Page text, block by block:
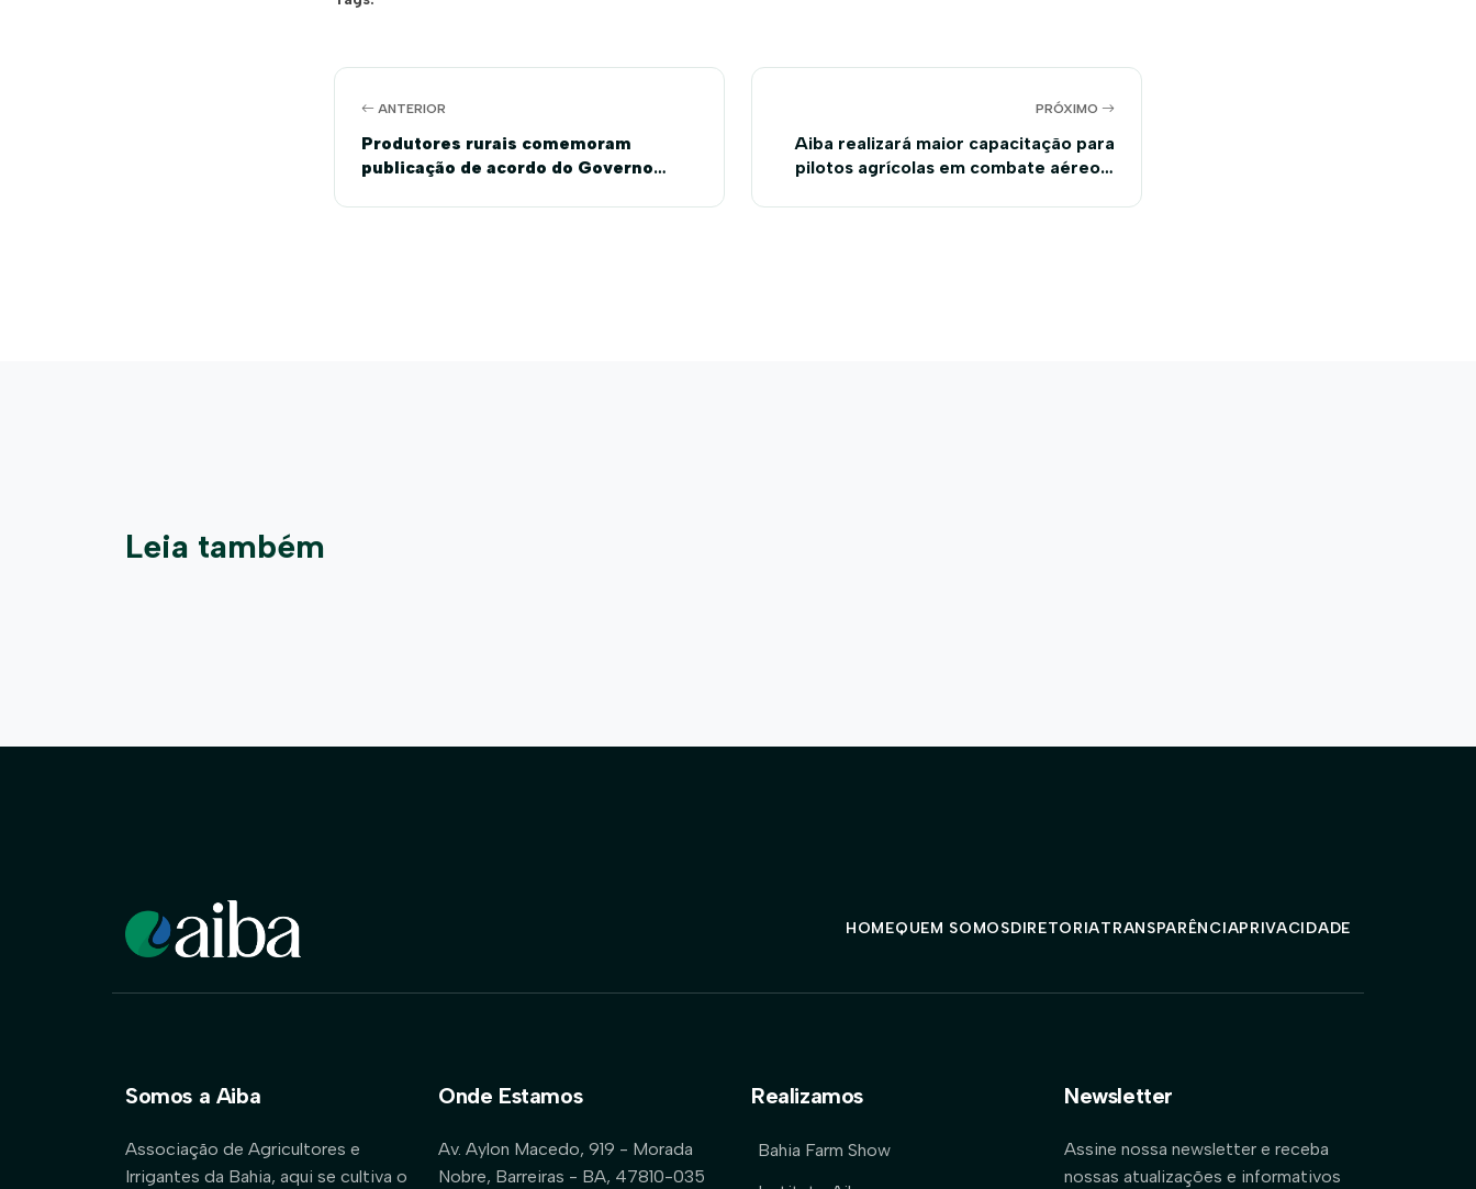
ANTERIOR
Produtores rurais comemoram
publicação de acordo do Governo
PRÓXIMO
Aiba realizará maior capacitação para
pilotos agrícolas em combate aéreo a
Leia também
HOMEQUEM SOMOSDIRETORIATRANSPARÊNCIAPRIVACIDADE
Somos a Aiba
Associação de Agricultores e
Irrigantes da Bahia, aqui se cultiva o
Onde Estamos
Av. Aylon Macedo, 919 - Morada
Nobre, Barreiras - BA, 47810-035
Realizamos
Bahia Farm Show
Newsletter
Assine nossa newsletter e receba
nossas atualizações e informativos